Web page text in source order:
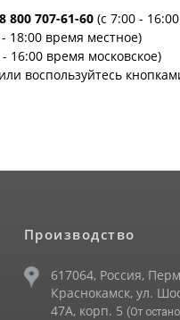
8 800 707-61-60 (с 7:00 -
- 18:00 время местное)
- 16:00 время московское)
или воспользуйтесь
Производство
617064, Россия,
Краснокамск, ул.
47А, корп. 5 (От